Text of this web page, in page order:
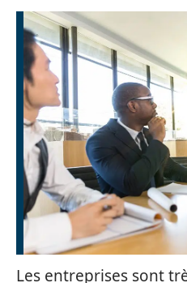
Les entreprises sont